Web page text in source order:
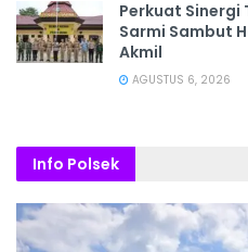
Perkuat Sinergi
Sarmi Sambut
Akmil
AGUSTUS 6, 2026
Info Polsek